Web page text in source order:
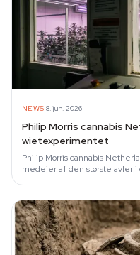
NEWS·8. jun. 2026
Philip Morris cannabis
wietexperimentet
Philip Morris cannabis
medejer af den største avler